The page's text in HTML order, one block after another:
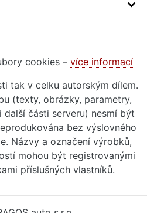
cookies – více informací
tak v celku autorským dílem.
(texty, obrázky, parametry,
části serveru) nesmí být
bez výslovného
Názvy a označení výrobků,
mohou být registrovanými
příslušných vlastníků.